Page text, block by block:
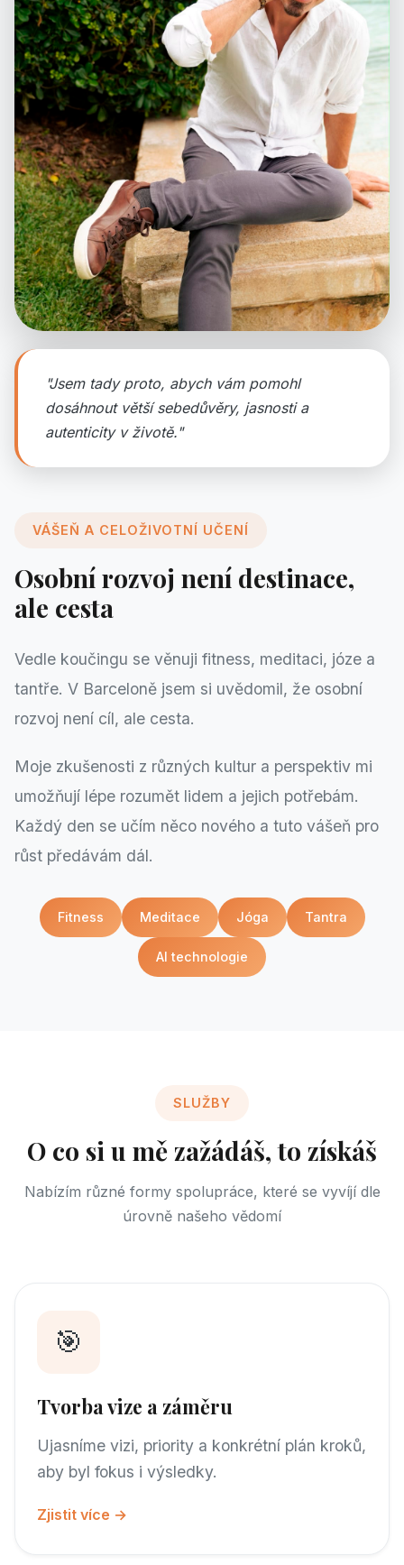
VÁŠEŇ A CELOŽIVOTNÍ UČENÍ
Osobní rozvoj není destinace,
ale cesta
Vedle koučingu se věnuji fitness, meditaci, józe a
tantře. V Barceloně jsem si uvědomil, že osobní
rozvoj není cíl, ale cesta.
Moje zkušenosti z různých kultur a perspektiv mi
umožňují lépe rozumět lidem a jejich potřebám.
Každý den se učím něco nového a tuto vášeň pro
růst předávám dál.
Fitness Meditace Jóga Tantra
AI technologie
"Jsem tady proto, abych vám pomohl
dosáhnout větší sebedůvěry, jasnosti a
autenticity v životě."
SLUŽBY
O co si u mě zažádáš, to získáš
Nabízím různé formy spolupráce, které se vyvíjí dle
úrovně našeho vědomí
🎯
Tvorba vize a záměru
Ujasníme vizi, priority a konkrétní plán kroků,
aby byl fokus i výsledky.
Zjistit více →